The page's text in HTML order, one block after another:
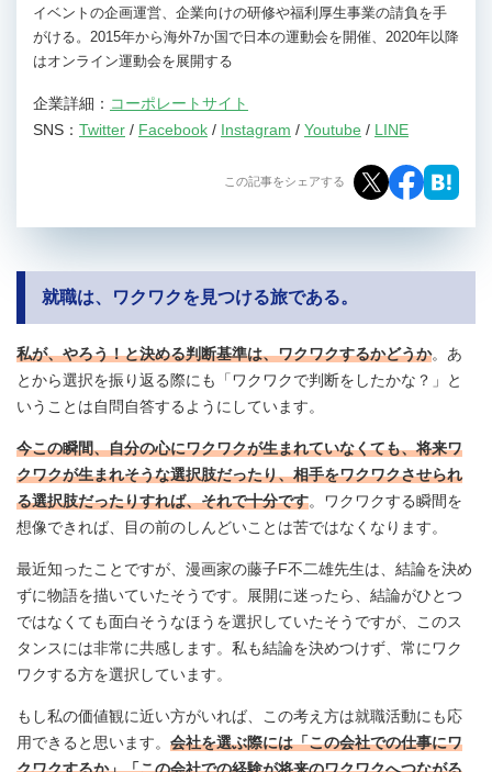
イベントの企画運営、企業向けの研修や福利厚生事業の請負を手
がける。2015年から海外7か国で日本の運動会を開催、2020年以降
はオンライン運動会を展開する
企業詳細： コーポレートサイト
SNS： Twitter / Facebook / Instagram / Youtube / LINE
この記事をシェアする
就職は、ワクワクを見つける旅である。
私が、やろう！と決める判断基準は、ワクワクするかどうか。あ
とから選択を振り返る際にも「ワクワクで判断をしたかな？」と
いうことは自問自答するようにしています。
今この瞬間、自分の心にワクワクが生まれていなくても、将来ワ
クワクが生まれそうな選択肢だったり、相手をワクワクさせられ
る選択肢だったりすれば、それで十分です。ワクワクする瞬間を
想像できれば、目の前のしんどいことは苦ではなくなります。
最近知ったことですが、漫画家の藤子F不二雄先生は、結論を決め
ずに物語を描いていたそうです。展開に迷ったら、結論がひとつ
ではなくても面白そうなほうを選択していたそうですが、このス
タンスには非常に共感します。私も結論を決めつけず、常にワク
ワクする方を選択しています。
もし私の価値観に近い方がいれば、この考え方は就職活動にも応
用できると思います。 会社を選ぶ際には「この会社での仕事にワ
クワクするか」「この会社での経験が将来のワクワクへつながる